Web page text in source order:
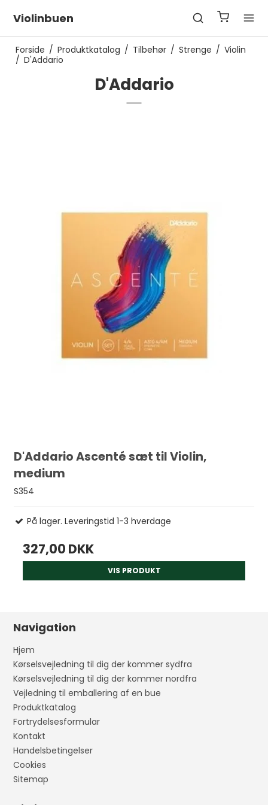
Violinbuen
Forside / Produktkatalog / Tilbehør / Strenge / Violin
/ D'Addario
D'Addario
D'Addario Ascenté sæt til Violin,
medium
S354
På lager. Leveringstid 1-3 hverdage
327,00 DKK
VIS PRODUKT
Navigation
Hjem
Kørselsvejledning til dig der kommer sydfra
Kørselsvejledning til dig der kommer nordfra
Vejledning til emballering af en bue
Produktkatalog
Fortrydelsesformular
Kontakt
Handelsbetingelser
Cookies
Sitemap